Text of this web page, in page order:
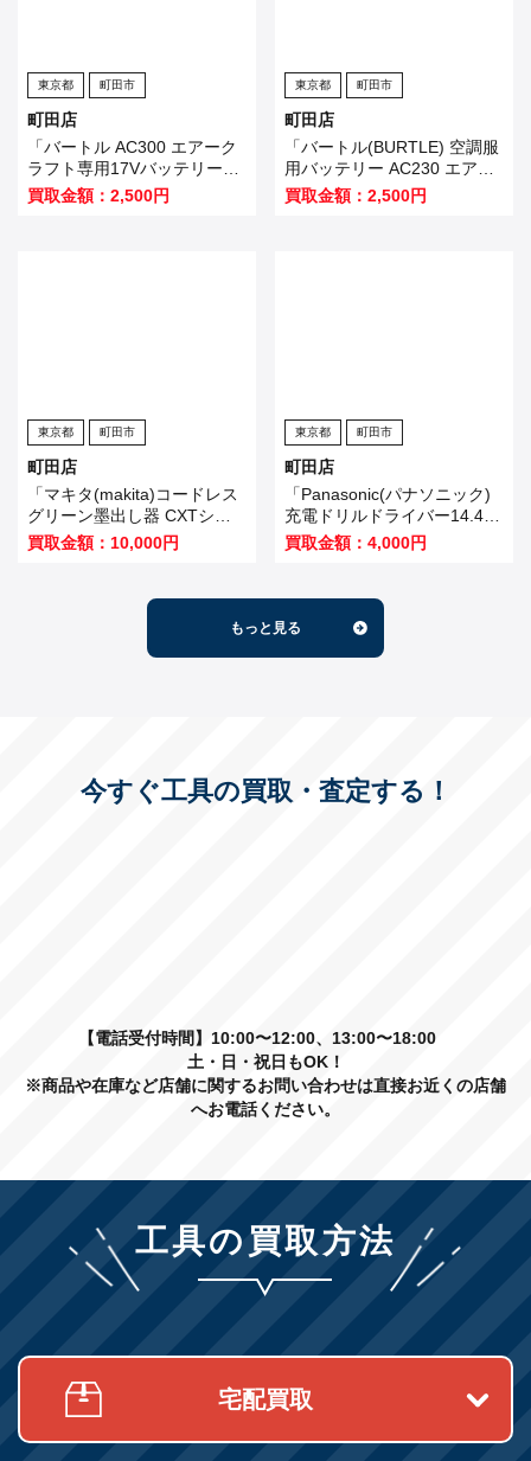
東京都 町田市
町田店
「バートル AC300 エアーク
ラフト専用17Vバッテリーの
み」を買い取りました！
買取金額：2,500円
東京都 町田市
町田店
「バートル(BURTLE) 空調服
用バッテリー AC230 エアー
クラフト」を買い取りまし
買取金額：2,500円
東京都 町田市
町田店
「マキタ(makita)コードレス
グリーン墨出し器 CXTシン
プルレーザー(本体のみ)
SK10GD 縦・横」を買い取
買取金額：10,000円
東京都 町田市
町田店
「Panasonic(パナソニック)
充電ドリルドライバー14.4V
グレー EZ7441LS2S-H」を
買い取りました！
買取金額：4,000円
もっと見る
今すぐ工具の買取・査定する！
【電話受付時間】10:00〜12:00、13:00〜18:00
土・日・祝日もOK！
※商品や在庫など店舗に関するお問い合わせは直接お近くの店舗
へお電話ください。
工具の買取方法
宅配買取